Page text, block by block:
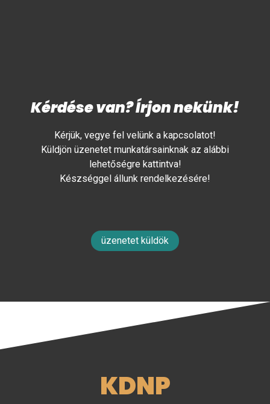
Kérdése van? Írjon nekünk!
Kérjük, vegye fel velünk a kapcsolatot!
Küldjön üzenetet munkatársainknak az alábbi
lehetőségre kattintva!
Készséggel állunk rendelkezésére!
üzenetet küldök
KDNP